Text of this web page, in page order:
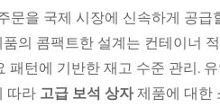
문을 국제 시장에 신속하게 공급
품의 콤팩트한 설계는 컨테이너
패턴에 기반한 재고 수준 관리.
따라 고급 보석 상자제품에 대한